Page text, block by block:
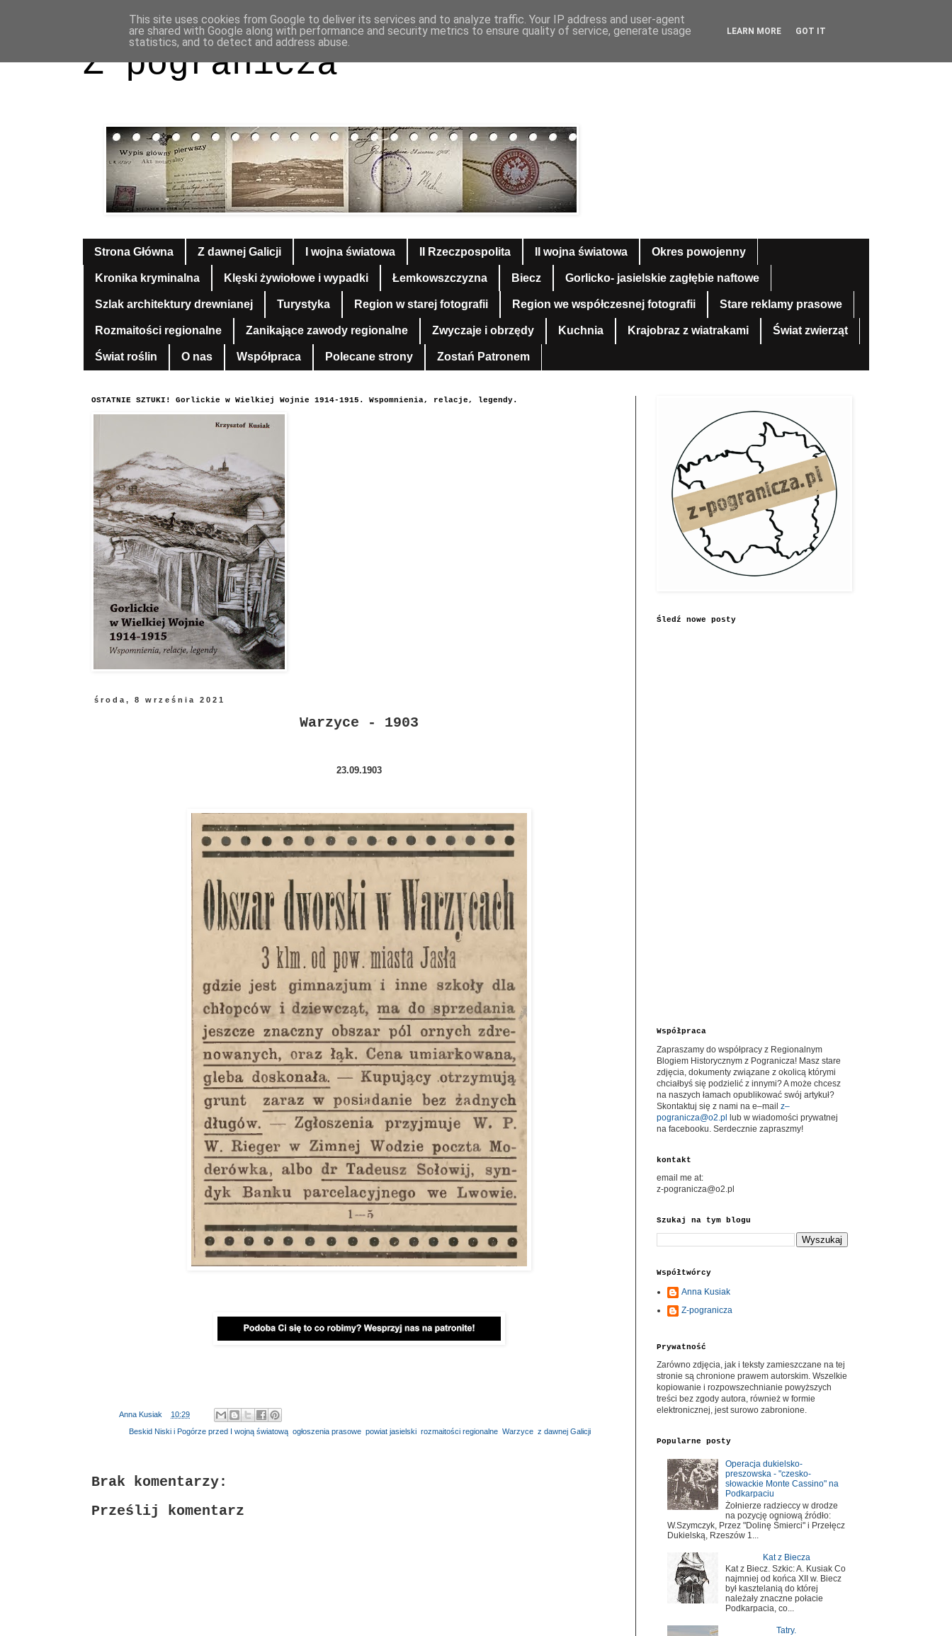
Z pogranicza
Strona Główna Z dawnej Galicji I wojna światowa II Rzeczpospolita II wojna światowa Okres powojenny
Kronika kryminalna Klęski żywiołowe i wypadki Łemkowszczyzna Biecz Gorlicko- jasielskie zagłębie naftowe
Szlak architektury drewnianej Turystyka Region w starej fotografii Region we współczesnej fotografii Stare reklamy prasowe
Rozmaitości regionalne Zanikające zawody regionalne Zwyczaje i obrzędy Kuchnia Krajobraz z wiatrakami Świat zwierząt
Świat roślin O nas Współpraca Polecane strony Zostań Patronem
OSTATNIE SZTUKI! Gorlickie w Wielkiej Wojnie 1914-1915. Wspomnienia, relacje, legendy.
środa, 8 września 2021
Warzyce - 1903
23.09.1903
Anna Kusiak 10:29
Beskid Niski i Pogórze przed I wojną światową ogłoszenia prasowe powiat jasielski rozmaitości regionalne Warzyce z dawnej Galicji
Brak komentarzy:
Prześlij komentarz
Śledź nowe posty
Współpraca
Zapraszamy do współpracy z Regionalnym
Blogiem Historycznym z Pogranicza! Masz stare
zdjęcia, dokumenty związane z okolicą którymi
chciałbyś się podzielić z innymi? A może chcesz
na naszych łamach opublikować swój artykuł?
Skontaktuj się z nami na e–mail z–
pogranicza@o2.pl
lub w wiadomości prywatnej
na facebooku. Serdecznie zapraszmy!
kontakt
email me at:
z-pogranicza@o2.pl
Szukaj na tym blogu
Współtwórcy
Anna Kusiak
Z-pogranicza
Prywatność
Zarówno zdjęcia, jak i teksty zamieszczane na tej
stronie są chronione prawem autorskim. Wszelkie
kopiowanie i rozpowszechnianie powyższych
treści bez zgody autora, również w formie
elektronicznej, jest surowo zabronione.
Popularne posty
Operacja dukielsko-
preszowska - "czesko-
słowackie Monte Cassino" na
Podkarpaciu
Żołnierze radzieccy w drodze
na pozycję ogniową źródło:
W.Szymczyk, Przez "Dolinę Śmierci" i Przełęcz
Dukielską, Rzeszów 1...
Kat z Biecza
Kat z Biecz. Szkic: A. Kusiak Co
najmniej od końca XII w. Biecz
był kasztelanią do której
należały znaczne połacie
Podkarpacia, co...
Tatry.
This site uses cookies from Google to deliver its services and to analyze traffic. Your IP address and user-agent
are shared with Google along with performance and security metrics to ensure quality of service, generate usage
statistics, and to detect and address abuse.
LEARN MORE GOT IT